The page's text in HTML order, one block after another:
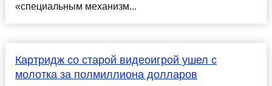
«специальным механизм...
Картридж со старой видеоигрой ушел с
молотка за полмиллиона долларов